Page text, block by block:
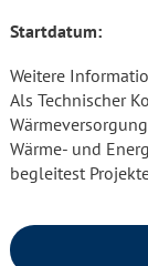
Startdatum:
Weitere
Als Technischer
Wärme- und
begleitest